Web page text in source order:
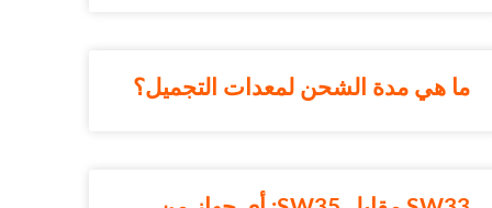
ما هي مدة الشحن لمعدات التجميل؟